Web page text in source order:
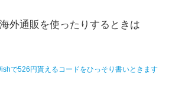
外通販を使ったりするときは
で526円貰えるコードをひっそり書いときます